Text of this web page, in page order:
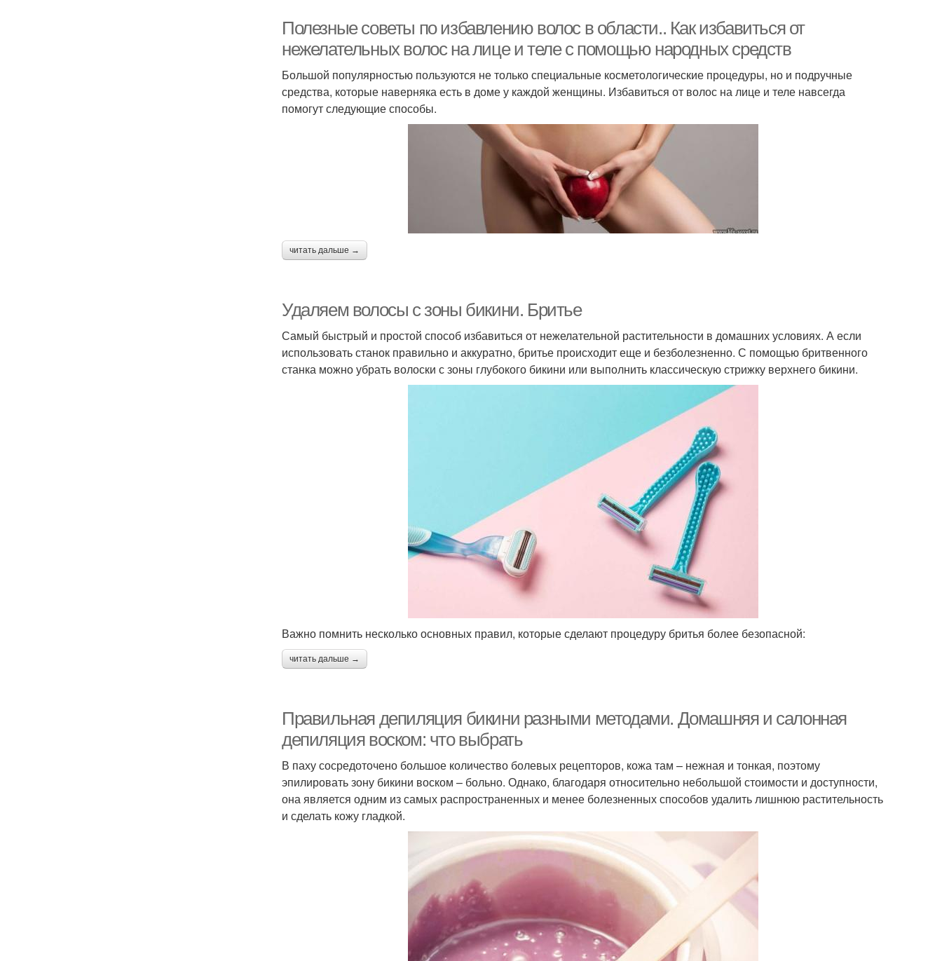
Полезные советы по избавлению волос в области.. Как избавиться от
нежелательных волос на лице и теле с помощью народных средств
Большой популярностью пользуются не только специальные косметологические процедуры, но и подручные
средства, которые наверняка есть в доме у каждой женщины. Избавиться от волос на лице и теле навсегда
помогут следующие способы.
читать дальше →
Удаляем волосы с зоны бикини. Бритье
Самый быстрый и простой способ избавиться от нежелательной растительности в домашних условиях. А если
использовать станок правильно и аккуратно, бритье происходит еще и безболезненно. С помощью бритвенного
станка можно убрать волоски с зоны глубокого бикини или выполнить классическую стрижку верхнего бикини.
Важно помнить несколько основных правил, которые сделают процедуру бритья более безопасной:
читать дальше →
Правильная депиляция бикини разными методами. Домашняя и салонная
депиляция воском: что выбрать
В паху сосредоточено большое количество болевых рецепторов, кожа там – нежная и тонкая, поэтому
эпилировать зону бикини воском – больно. Однако, благодаря относительно небольшой стоимости и доступности,
она является одним из самых распространенных и менее болезненных способов удалить лишнюю растительность
и сделать кожу гладкой.